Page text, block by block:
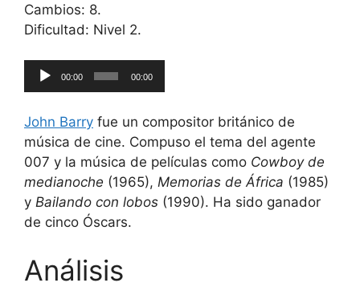
Cambios: 8.
Dificultad: Nivel 2.
Reproductor
de
00:00 00:00
John Barry fue un compositor británico de
música de cine. Compuso el tema del agente
007 y la música de películas como Cowboy de
medianoche (1965), Memorias de África (1985)
y Bailando con lobos (1990). Ha sido ganador
de cinco Óscars.
Análisis